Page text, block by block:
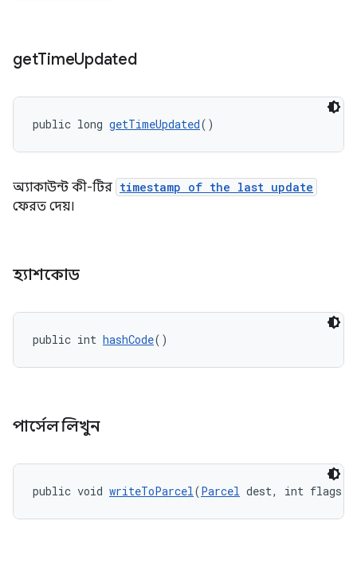
getTimeUpdated
public long getTimeUpdated()
অ্যাকাউন্ট কী-টির timestamp of the last update
ফেরত দেয়।
হ্যাশকোড
public int hashCode()
পার্সেল লিখুন
public void writeToParcel(Parcel dest, int flags)